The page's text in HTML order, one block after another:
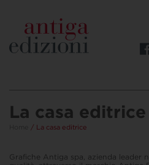
La casa editrice
/ La casa editrice
Grafiche Antiga spa, azienda leader